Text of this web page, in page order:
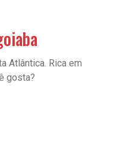
Atlântica. Rica em
gosta?